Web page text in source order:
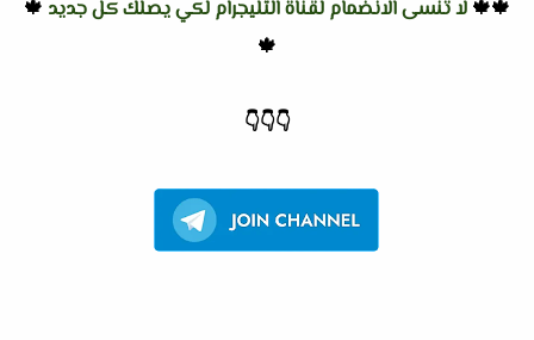
🍁🍁 لا تنسى الانضمام لقناة التليجرام لكي يصلك كل جديد 🍁
🍁
👇
👇
👇